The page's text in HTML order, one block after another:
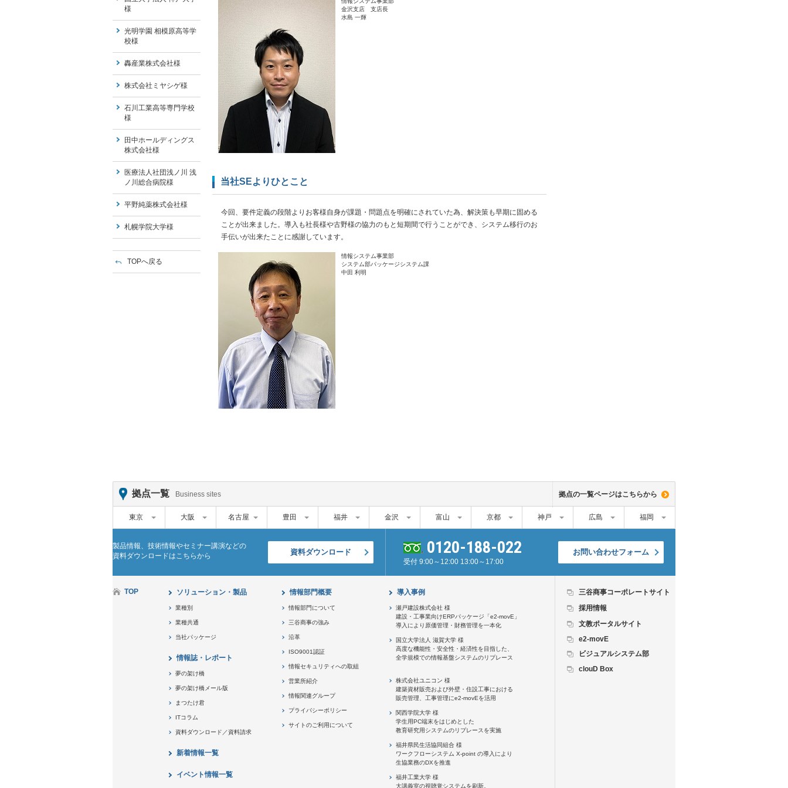
金沢支店 支店長
水島 一輝
当社SEよりひとこと
今回、要件定義の段階よりお客様自身が課題・問題点を明確にされていた為、解決策も早期に固める
ことが出来ました。導入も社長様や古野様の協力のもと短期間で行うことができ、システム移行のお
手伝いが出来たことに感謝しています。
情報システム事業部
システム部パッケージシステム課
中田 利明
様
光明学園 相模原高等学
校様
轟産業株式会社様
株式会社ミヤシゲ様
石川工業高等専門学校
様
田中ホールディングス
株式会社様
医療法人社団浅ノ川 浅
ノ川総合病院様
平野純薬株式会社様
札幌学院大学様
TOPへ戻る
拠点一覧 Business sites 拠点の一覧ページはこちらから
東京 大阪 名古屋 豊田 福井 金沢 富山 京都 神戸 広島 福岡
製品情報、技術情報やセミナー講演などの
資料ダウンロードはこちらから
資料ダウンロード 0120-188-022
受付 9:00～12:00 13:00～17:00
お問い合わせフォーム
TOP ソリューション・製品
業種別
業種共通
当社パッケージ
情報誌・レポート
夢の架け橋
夢の架け橋メール版
まつたけ君
ITコラム
資料ダウンロード／資料請求
新着情報一覧
イベント情報一覧
情報部門概要
情報部門について
三谷商事の強み
沿革
ISO9001認証
情報セキュリティへの取組
営業所紹介
情報関連グループ
プライバシーポリシー
サイトのご利用について
導入事例
瀬戸建設株式会社 様
建設・工事業向けERPパッケージ「e2-movE」
導入により原価管理・財務管理を一本化
国立大学法人 滋賀大学 様
高度な機能性・安全性・経済性を目指した、
全学規模での情報基盤システムのリプレース
株式会社ユニコン 様
建築資材販売および外壁・住設工事における
販売管理、工事管理にe2-movEを活用
関西学院大学 様
学生用PC端末をはじめとした
教育研究用システムのリプレースを実施
福井県民生活協同組合 様
ワークフローシステム X-point の導入により
生協業務のDXを推進
福井工業大学 様
大講義室の視聴覚システムを刷新。
三谷商事コーポレートサイト
採用情報
文教ポータルサイト
e2-movE
ビジュアルシステム部
clouD Box